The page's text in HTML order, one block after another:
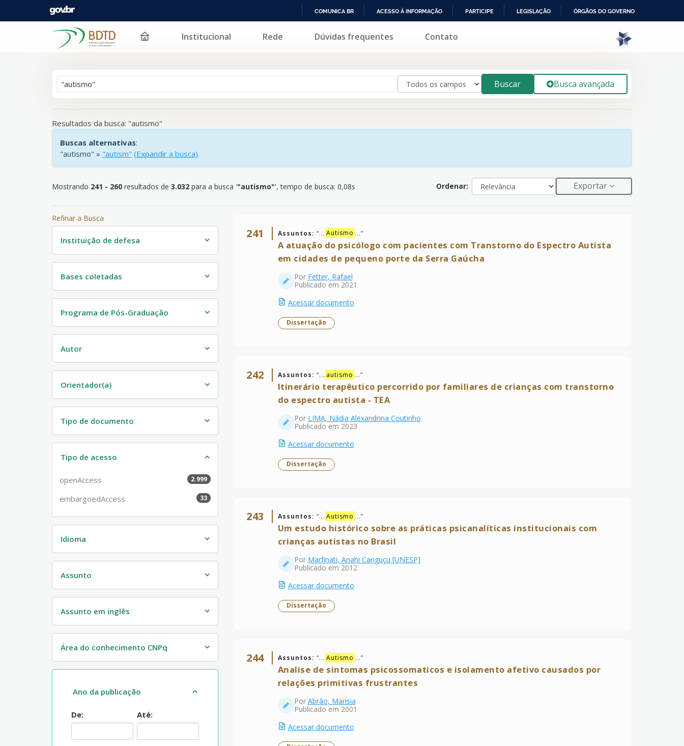
PARA
COMUNICA BR ACESSO À INFORMAÇÃO PARTICIPE LEGISLAÇÃO ÓRGÃOS DO GOVERNO
241 - 260resultados de 3.032 para a busca '"autismo"
Pular para o conteúdo Institucional Rede Dúvidas frequentes Contato
Buscar Busca avançada
Resultados da busca: "autismo"
Buscas alternativas:
"autismo" » "autism" (Expandir a busca)
Mostrando 241 - 260 resultados de 3.032 para a busca '"autismo"', tempo de busca: 0,08s Ordenar: Exportar
241 Assuntos: “... Autismo ...”
A atuação do psicólogo com pacientes com Transtorno do Espectro Autista
em cidades de pequeno porte da Serra Gaúcha
Por Fetter, Rafael
Publicado em 2021
Acessar documento
Dissertação
242 Assuntos: “... autismo ...”
Itinerário terapêutico percorrido por familiares de crianças com transtorno
do espectro autista - TEA
Por LIMA, Nádia Alexandrina Coutinho
Publicado em 2023
Acessar documento
Dissertação
243 Assuntos: “... Autismo ...”
Um estudo histórico sobre as práticas psicanalíticas institucionais com
crianças autistas no Brasil
Por Marfinati, Anahi Canguçu [UNESP]
Publicado em 2012
Acessar documento
Dissertação
244 Assuntos: “... Autismo ...”
Analise de sintomas psicossomaticos e isolamento afetivo causados por
relações primitivas frustrantes
Por Abrão, Marisia
Publicado em 2001
Acessar documento
Refinar a Busca
Instituição de defesa
Bases coletadas
Programa de Pós-Graduação
Autor
Orientador(a)
Tipo de documento
Tipo de acesso
openAccess 2.999
embargoedAccess 33
Idioma
Assunto
Assunto em inglês
Área do conhecimento CNPq
Ano da publicação
De: Até: